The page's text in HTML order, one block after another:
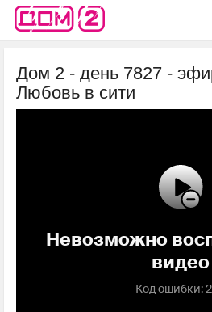
Дом 2 - день 7827 -
Любовь в сити